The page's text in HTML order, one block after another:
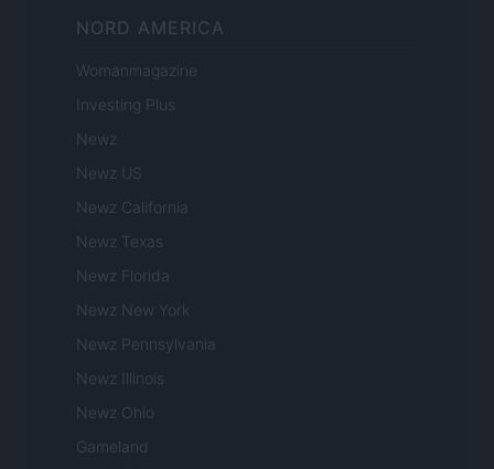
NORD AMERICA
Womanmagazine
Investing Plus
Newz
Newz US
Newz California
Newz Texas
Newz Florida
Newz New York
Newz Pennsylvania
Newz Illinois
Newz Ohio
Gameland